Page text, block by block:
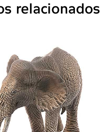
relacionados